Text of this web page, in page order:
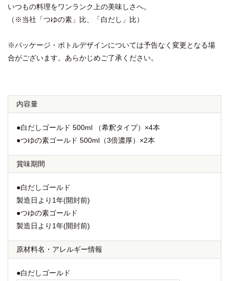
いつもの料理をワンランク上の美味しさへ。
（※当社「つゆの素」比、「白だし」比）
※パッケージ・ボトルデザインについては予告なく変更となる場
合がございます。あらかじめご了承ください。
内容量
●白だしゴールド 500ml （希釈タイプ）×4本
●つゆの素ゴールド 500ml（3倍濃厚）×2本
賞味期間
●白だしゴールド
製造日より1年(開封前)
●つゆの素ゴールド
製造日より1年(開封前)
原材料名 ・ アレルギー情報
●白だしゴールド